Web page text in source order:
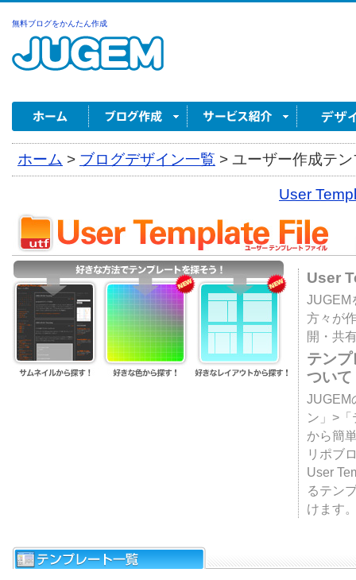
無料ブログをかんたん作成
ホーム > ブログデザイン一覧 > ユーザー作成テ
User
User
JUGEM
方々が
開・共
テン
ついて
JUGEM
ン」>
から簡
リポブ
User
るテン
けます